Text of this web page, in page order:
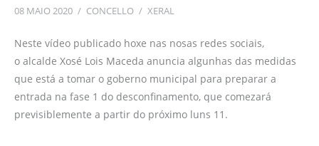
08 MAIO 2020 / CONCELLO / XERAL
Neste vídeo publicado hoxe nas nosas redes sociais,
o alcalde Xosé Lois Maceda anuncia algunhas das medidas
que está a tomar o goberno municipal para preparar a
entrada na fase 1 do desconfinamento, que comezará
previsiblemente a partir do próximo luns 11.